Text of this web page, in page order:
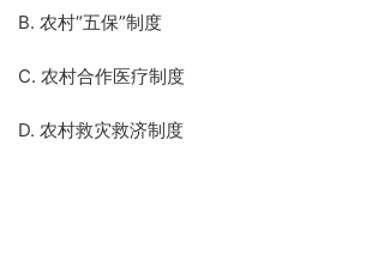
B. 农村“五保”制度
C. 农村合作医疗制度
D. 农村救灾救济制度